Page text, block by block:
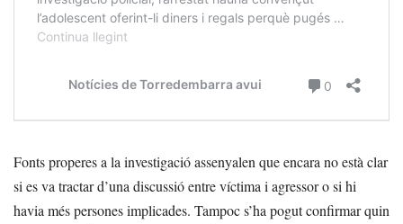
Fonts properes a la investigació assenyalen que encara no està clar
si es va tractar d’una discussió entre víctima i agressor o si hi
havia més persones implicades. Tampoc s’ha pogut confirmar quin